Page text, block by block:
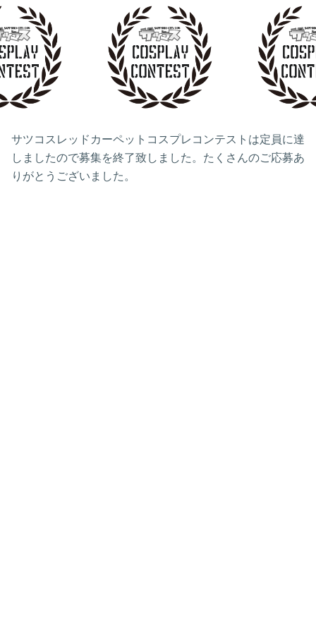
サツコスレッドカーペットコスプレコンテストは定員に達
しましたので募集を終了致しました。たくさんのご応募あ
りがとうございました。